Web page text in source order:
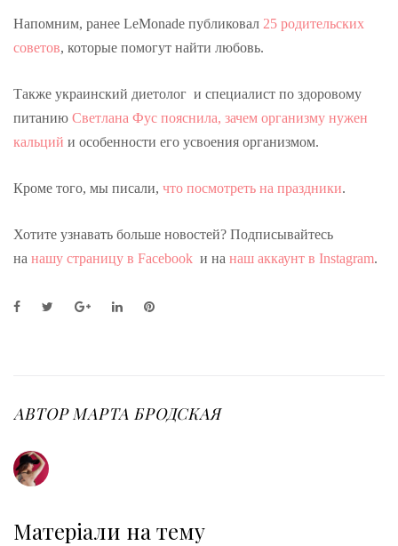
Напомним, ранее LeMonade публиковал 25 родительских
советов, которые помогут найти любовь.
Также украинский диетолог и специалист по здоровому
питанию Светлана Фус пояснила, зачем организму нужен
кальций и особенности его усвоения организмом.
Кроме того, мы писали, что посмотреть на праздники.
Хотите узнавать больше новостей? Подписывайтесь
на нашу страницу в Facebook и на наш аккаунт в Instagram.
o
k
r
+
I
n
e
s
АВТОРМАРТА БРОДСКАЯ
Матеріали на тему